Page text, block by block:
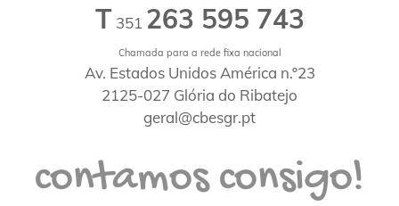
T 351 263 595 743
Chamada para a rede fixa nacional
Av. Estados Unidos América n.º23
2125-027 Glória do Ribatejo
geral@cbesgr.pt
contamos consigo!